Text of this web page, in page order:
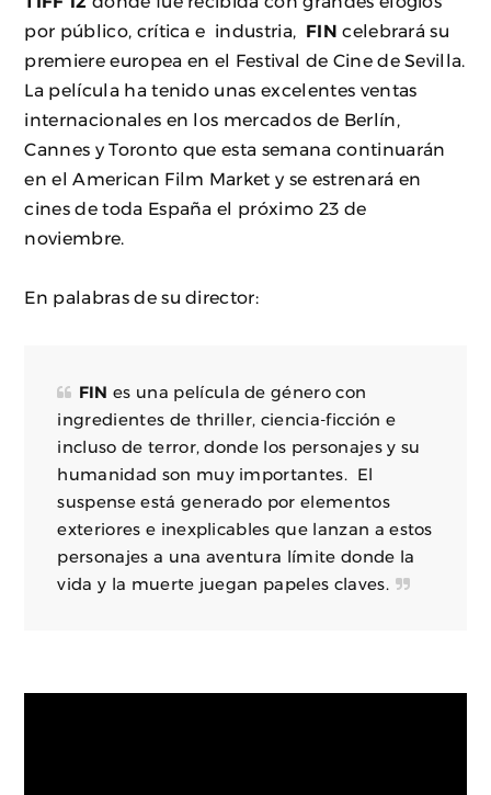
por público, crítica e industria, FIN celebrará su
premiere europea en el Festival de Cine de Sevilla.
La película ha tenido unas excelentes ventas
internacionales en los mercados de Berlín,
Cannes y Toronto que esta semana continuarán
en el American Film Market y se estrenará en
cines de toda España el próximo 23 de
noviembre.
En palabras de su director:
FIN es una película de género con
ingredientes de thriller, ciencia-ficción e
incluso de terror, donde los personajes y su
humanidad son muy importantes. El
suspense está generado por elementos
exteriores e inexplicables que lanzan a estos
personajes a una aventura límite donde la
vida y la muerte juegan papeles claves.